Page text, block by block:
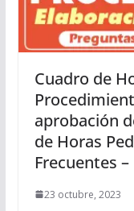
Cuadro de
aprobación
de Horas
Frecuentes
23 octubre, 2023